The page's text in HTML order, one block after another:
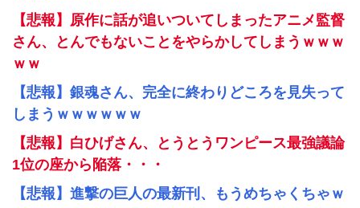
【悲報】原作に話が追いついてしまったアニメ監督
さん、とんでもないことをやらかしてしまうｗｗｗ
ｗｗ
【悲報】銀魂さん、完全に終わりどころを見失って
しまうｗｗｗｗｗｗ
【悲報】白ひげさん、とうとうワンピース最強議論
1位の座から陥落・・・
【悲報】進撃の巨人の最新刊、もうめちゃくちゃｗ